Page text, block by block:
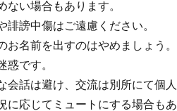
ない場合もあります。
誹謗中傷はご遠慮ください。
お名前を出すのはやめましょう。
です。
会話は避け、交流は別所にて個
に応じてミュートにする場合も